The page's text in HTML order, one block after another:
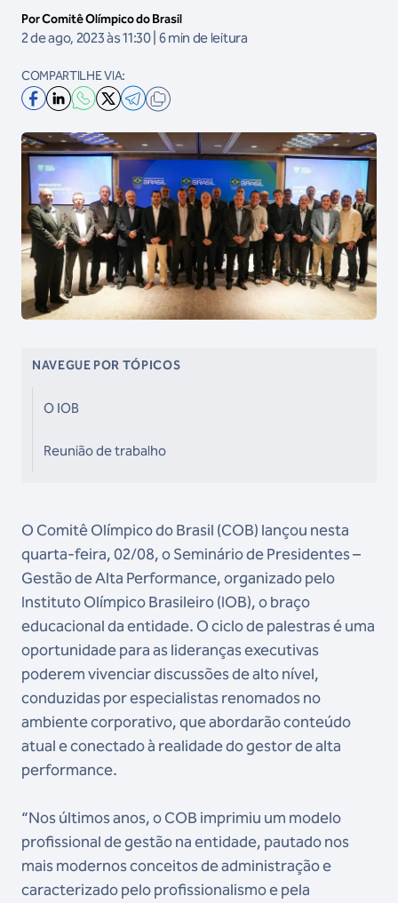
Por Comitê Olímpico do Brasil
2 de ago, 2023 às 11:30 | 6 min de leitura
COMPARTILHE VIA:
NAVEGUE POR TÓPICOS
O IOB
Reunião de trabalho
O Comitê Olímpico do Brasil (COB) lançou nesta
quarta-feira, 02/08, o Seminário de Presidentes –
Gestão de Alta Performance, organizado pelo
Instituto Olímpico Brasileiro (IOB), o braço
educacional da entidade. O ciclo de palestras é uma
oportunidade para as lideranças executivas
poderem vivenciar discussões de alto nível,
conduzidas por especialistas renomados no
ambiente corporativo, que abordarão conteúdo
atual e conectado à realidade do gestor de alta
performance.
“Nos últimos anos, o COB imprimiu um modelo
profissional de gestão na entidade, pautado nos
mais modernos conceitos de administração e
caracterizado pelo profissionalismo e pela